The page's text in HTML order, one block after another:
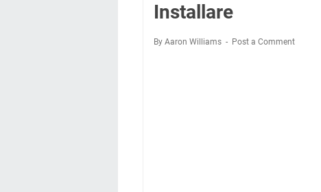
Installare
By Aaron Williams Post a Comment